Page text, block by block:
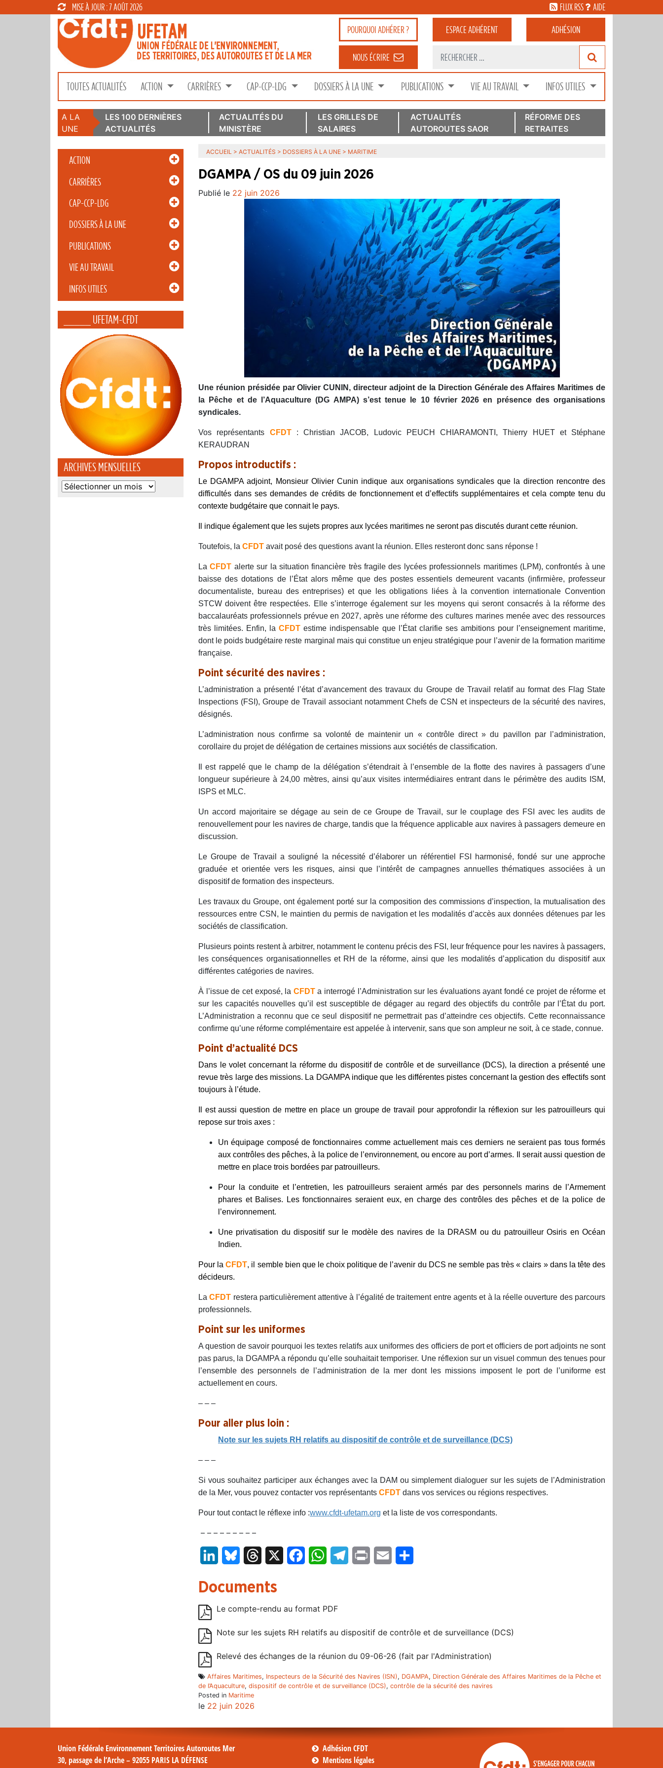
MISE À JOUR : 7 AOÛT 2026 FLUX RSS AIDE
POURQUOIADHÉRER ? ESPACEADHÉRENT ADHÉSION
NOUS ÉCRIRE
TOUTES ACTUALITÉS ACTION CARRIÈRES CAP-CCP-LDG DOSSIERS À LA UNE PUBLICATIONS VIE AU TRAVAIL INFOS UTILES
A LA
UNE
LES 100 DERNIÈRES
ACTUALITÉS
ACTUALITÉS DU
MINISTÈRE
LES GRILLES DE
SALAIRES
ACTUALITÉS
AUTOROUTES SAOR
RÉFORME DES
RETRAITES
ACTION
CARRIÈRES
CAP-CCP-LDG
DOSSIERS À LA UNE
PUBLICATIONS
VIE AU TRAVAIL
INFOS UTILES
_____ UFETAM-CFDT
ARCHIVES MENSUELLES
Archives
ACCUEIL > ACTUALITÉS > DOSSIERS À LA UNE > MARITIME
DGAMPA / OS du 09 juin 2026
Publié le 22 juin 2026
Une réunion présidée par Olivier CUNIN, directeur adjoint de la Direction Générale des Affaires Maritimes de
la Pêche et de l’Aquaculture (DG AMPA) s’est tenue le 10 février 2026 en présence des organisations
syndicales.
Vos représentants CFDT: Christian JACOB, Ludovic PEUCH CHIARAMONTI, Thierry HUET et Stéphane
KERAUDRAN
Propos introductifs :
Le DGAMPA adjoint, Monsieur Olivier Cunin indique aux organisations syndicales que la direction rencontre des
difficultés dans ses demandes de crédits de fonctionnement et d’effectifs supplémentaires et cela compte tenu du
contexte budgétaire que connait le pays.
Il indique également que les sujets propres aux lycées maritimes ne seront pas discutés durant cette réunion.
Toutefois, la CFDT avait posé des questions avant la réunion. Elles resteront donc sans réponse !
LaCFDT alerte sur la situation financière très fragile des lycées professionnels maritimes (LPM), confrontés à une
baisse des dotations de l’État alors même que des postes essentiels demeurent vacants (infirmière, professeur
documentaliste, bureau des entreprises) et que les obligations liées à la convention internationale Convention
STCW doivent être respectées. Elle s’interroge également sur les moyens qui seront consacrés à la réforme des
baccalauréats professionnels prévue en 2027, après une réforme des cultures marines menée avec des ressources
très limitées. Enfin, la CFDT estime indispensable que l’État clarifie ses ambitions pour l’enseignement maritime,
dont le poids budgétaire reste marginal mais qui constitue un enjeu stratégique pour l’avenir de la formation maritime
française.
Point sécurité des navires :
L’administration a présenté l’état d’avancement des travaux du Groupe de Travail relatif au format des Flag State
Inspections (FSI), Groupe de Travail associant notamment Chefs de CSN et inspecteurs de la sécurité des navires,
désignés.
L’administration nous confirme sa volonté de maintenir un « contrôle direct » du pavillon par l’administration,
corollaire du projet de délégation de certaines missions aux sociétés de classification.
Il est rappelé que le champ de la délégation s’étendrait à l’ensemble de la flotte des navires à passagers d’une
longueur supérieure à 24,00 mètres, ainsi qu’aux visites intermédiaires entrant dans le périmètre des audits ISM,
ISPS et MLC.
Un accord majoritaire se dégage au sein de ce Groupe de Travail, sur le couplage des FSI avec les audits de
renouvellement pour les navires de charge, tandis que la fréquence applicable aux navires à passagers demeure en
discussion.
Le Groupe de Travail a souligné la nécessité d’élaborer un référentiel FSI harmonisé, fondé sur une approche
graduée et orientée vers les risques, ainsi que l’intérêt de campagnes annuelles thématiques associées à un
dispositif de formation des inspecteurs.
Les travaux du Groupe, ont également porté sur la composition des commissions d’inspection, la mutualisation des
ressources entre CSN, le maintien du permis de navigation et les modalités d’accès aux données détenues par les
sociétés de classification.
Plusieurs points restent à arbitrer, notamment le contenu précis des FSI, leur fréquence pour les navires à passagers,
les conséquences organisationnelles et RH de la réforme, ainsi que les modalités d’application du dispositif aux
différentes catégories de navires.
À l’issue de cet exposé, la CFDT a interrogé l’Administration sur les évaluations ayant fondé ce projet de réforme et
sur les capacités nouvelles qu’il est susceptible de dégager au regard des objectifs du contrôle par l’État du port.
L’Administration a reconnu que ce seul dispositif ne permettrait pas d’atteindre ces objectifs. Cette reconnaissance
confirme qu’une réforme complémentaire est appelée à intervenir, sans que son ampleur ne soit, à ce stade, connue.
Point d’actualité DCS
Dans le volet concernant la réforme du dispositif de contrôle et de surveillance (DCS), la direction a présenté une
revue très large des missions. La DGAMPA indique que les différentes pistes concernant la gestion des effectifs sont
toujours à l’étude.
Il est aussi question de mettre en place un groupe de travail pour approfondir la réflexion sur les patrouilleurs qui
repose sur trois axes :
Un équipage composé de fonctionnaires comme actuellement mais ces derniers ne seraient pas tous formés
aux contrôles des pêches, à la police de l’environnement, ou encore au port d’armes. Il serait aussi question de
mettre en place trois bordées par patrouilleurs.
Pour la conduite et l’entretien, les patrouilleurs seraient armés par des personnels marins de l’Armement
phares et Balises. Les fonctionnaires seraient eux, en charge des contrôles des pêches et de la police de
l’environnement.
Une privatisation du dispositif sur le modèle des navires de la DRASM ou du patrouilleur Osiris en Océan
Indien.
Pour laCFDT, il semble bien que le choix politique de l’avenir du DCS ne semble pas très « clairs » dans la tête des
décideurs.
LaCFDT restera particulièrement attentive à l’égalité de traitement entre agents et à la réelle ouverture des parcours
professionnels.
Point sur les uniformes
A question de savoir pourquoi les textes relatifs aux uniformes des officiers de port et officiers de port adjoints ne sont
pas parus, la DGAMPA a répondu qu’elle souhaitait temporiser. Une réflexion sur un visuel commun des tenues pour
l’ensemble des personnels de l’administration de la mer dont les missions imposent le port de l’uniforme est
actuellement en cours.
– – –
Pour aller plus loin :
Note sur les sujets RH relatifs au dispositif de contrôle et de surveillance (DCS)
– – –
Si vous souhaitez participer aux échanges avec la DAM ou simplement dialoguer sur les sujets de l’Administration
de la Mer, vous pouvez contacter vos représentants CFDT dans vos services ou régions respectives.
Pour tout contact le réflexe info :www.cfdt-ufetam.org et la liste de vos correspondants.
– – – – – – – – –
LinkedInBluesky Threads FacebookWhatsAppTelegram
Print Email
Documents
Le compte-rendu au format PDF
Note sur les sujets RH relatifs au dispositif de contrôle et de surveillance (DCS)
Relevé des échanges de la réunion du 09-06-26 (fait par l'Administration)
Affaires Maritimes, Inspecteurs de la Sécurité des Navires (ISN), DGAMPA, Direction Générale des Affaires Maritimes de la Pêche et
de l’Aquaculture, dispositif de contrôle et de surveillance (DCS), contrôle de la sécurité des navires
Posted in Maritime
le 22 juin 2026
Union Fédérale Environnement Territoires Autoroutes Mer
30, passage de l’Arche – 92055 PARIS LA DÉFENSE
Adhésion CFDT
Mentions légales